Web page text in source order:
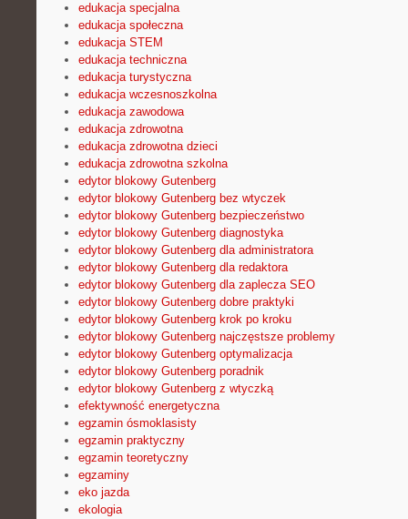
edukacja specjalna
edukacja społeczna
edukacja STEM
edukacja techniczna
edukacja turystyczna
edukacja wczesnoszkolna
edukacja zawodowa
edukacja zdrowotna
edukacja zdrowotna dzieci
edukacja zdrowotna szkolna
edytor blokowy Gutenberg
edytor blokowy Gutenberg bez wtyczek
edytor blokowy Gutenberg bezpieczeństwo
edytor blokowy Gutenberg diagnostyka
edytor blokowy Gutenberg dla administratora
edytor blokowy Gutenberg dla redaktora
edytor blokowy Gutenberg dla zaplecza SEO
edytor blokowy Gutenberg dobre praktyki
edytor blokowy Gutenberg krok po kroku
edytor blokowy Gutenberg najczęstsze problemy
edytor blokowy Gutenberg optymalizacja
edytor blokowy Gutenberg poradnik
edytor blokowy Gutenberg z wtyczką
efektywność energetyczna
egzamin ósmoklasisty
egzamin praktyczny
egzamin teoretyczny
egzaminy
eko jazda
ekologia